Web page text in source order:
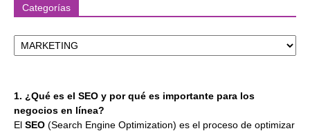
Categorías
Categorías
1. ¿Qué es el SEO y por qué es importante para los
negocios en línea?
El SEO (Search Engine Optimization) es el proceso de optimizar